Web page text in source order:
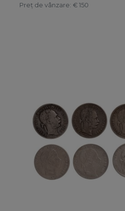
Preț de vânzare: € 150